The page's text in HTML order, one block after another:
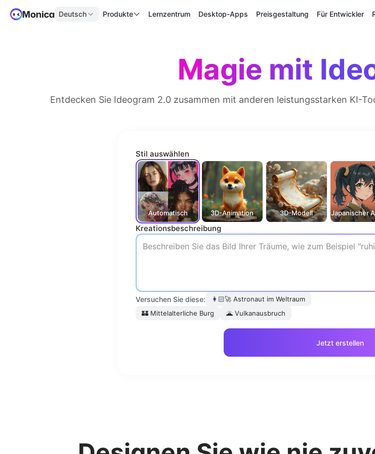
Deutsch Produkte Lernzentrum Desktop-Apps Preisgestaltung Für Entwickler
Magie mit
Entdecken Sie Ideogram 2.0 zusammen mit anderen leistungsstarken KI-
Stil auswählen
Automatisch 3D-Animation 3D-Modell Japanischer
Kreationsbeschreibung
Versuchen Sie diese: 👩🏻‍🚀 Astronaut im Weltraum
🏰 Mittelalterliche Burg 🌋 Vulkanausbruch
Jetzt erstellen